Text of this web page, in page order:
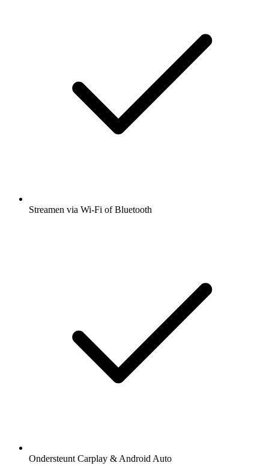
Streamen via Wi-Fi of Bluetooth
Ondersteunt Carplay & Android Auto